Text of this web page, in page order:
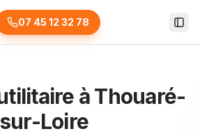
07 45 12 32 78
à Thouaré-
sur-Loire